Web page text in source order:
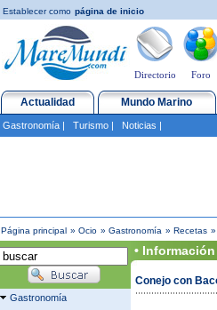
Establecer como página de inicio
Directorio Foro
Actualidad Mundo Marino
Gastronomía| Turismo| Noticias |
Página principal » Ocio » Gastronomía » Recetas »
Gastronomía
•
Conejo con